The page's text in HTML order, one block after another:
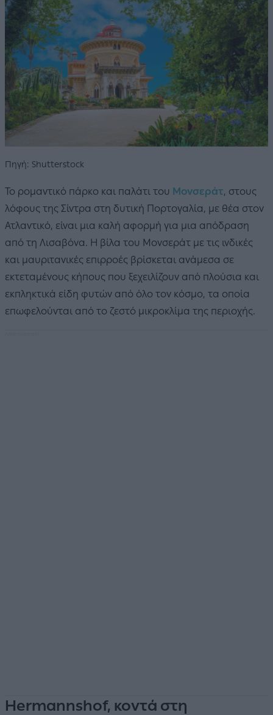
Πηγή: Shutterstock
Το ρομαντικό πάρκο και παλάτι του Μονσεράτ, στους
λόφους της Σίντρα στη δυτική Πορτογαλία, με θέα στον
Ατλαντικό, είναι μια καλή αφορμή για μια απόδραση
από τη Λισαβόνα. Η βίλα του Μονσεράτ με τις ινδικές
και μαυριτανικές επιρροές βρίσκεται ανάμεσα σε
εκτεταμένους κήπους που ξεχειλίζουν από πλούσια και
εκπληκτικά είδη φυτών από όλο τον κόσμο, τα οποία
επωφελούνται από το ζεστό μικροκλίμα της περιοχής.
Hermannshof, κοντά στη